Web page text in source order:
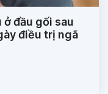
ở đầu gối sau
điều trị ngã